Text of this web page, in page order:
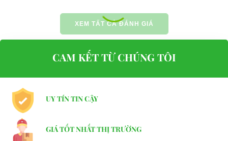
XEM TẤT CẢ ĐÁNH GIÁ
CAM KẾT TỪ CHÚNG TÔI
UY TÍN TIN CẬY
GIÁ TỐT NHẤT THỊ TRƯỜNG